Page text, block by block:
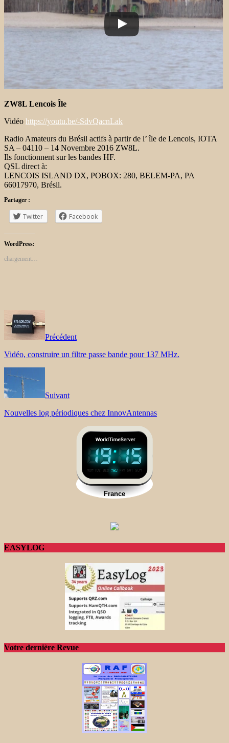
ZW8L Lencois Île
Vidéo https://youtu.be/-SdvQacnLak
Radio Amateurs du Brésil actifs à partir de l’ île de Lencois, IOTA
SA – 04110 – 14 Novembre 2016 ZW8L.
Ils fonctionnent sur les bandes HF.
QSL direct à:
LENCOIS ISLAND DX, POBOX: 280, BELEM-PA, PA
66017970, Brésil.
Partager :
Twitter Facebook
WordPress:
chargement…
Précédent
Vidéo, construire un filtre passe bande pour 137 MHz.
Suivant
Nouvelles log périodiques chez InnovAntennas
EASYLOG
Votre dernière Revue